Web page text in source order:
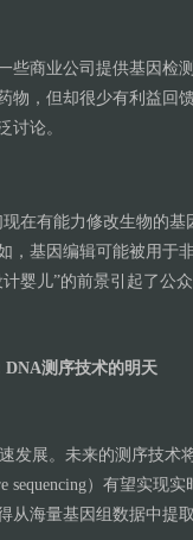
些商业公司提供基因检
物，但却很少有利益回
讨论。
在有能力修改生物的
，基因编辑可能被用于
婴儿”的前景引起了公
DNA测序技术的明天
发展。未来的测序技术
sequencing）有望实现
从海量基因组数据中提